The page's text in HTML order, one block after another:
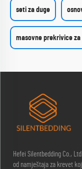
seti za duge
masovne prekrivice
Hefei Silentbedding Co.,
od namještaja za krevet